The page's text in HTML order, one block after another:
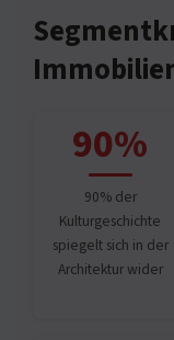
90%
90% der
Kulturgeschichte
spiegelt sich in der
Architektur wider